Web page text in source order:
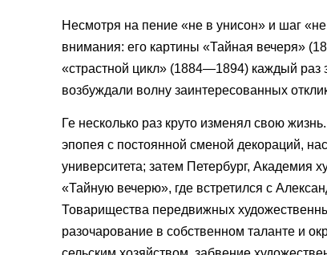
Несмотря на пение «не в унисон» и шаг
внимания: его картины «Тайная вечеря»
«страстной цикл» (1884—1894) каждый раз
возбуждали волну заинтересованных
Ге несколько раз круто изменял свою
эпопея с постоянной сменой декораций,
университета; затем Петербург, Академия
«Тайную вечерю», где встретился с
Товарищества передвижных
разочарование в собственном таланте и